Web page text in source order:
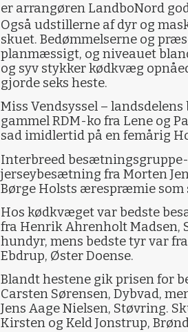
er arrangøren LandboNord
Også udstillerne af dyr og
skuet. Bedømmelserne og
planmæssigt, og niveauet
og syv stykker kødkvæg
gjorde seks heste.
Miss Vendsyssel –
gammel RDM-ko fra Lene og
sad imidlertid på en femårig
Interbreed
jerseybesætning fra Morten
Børge Holsts ærespræmie som
Hos kødkvæget var bedste
fra Henrik Ahrenholt Madsen,
hundyr, mens bedste tyr var
Ebdrup, Øster Doense.
Blandt hestene gik prisen for
Carsten Sørensen, Dybvad,
Jens Aage Nielsen, Støvring.
Kirsten og Keld Jonstrup,